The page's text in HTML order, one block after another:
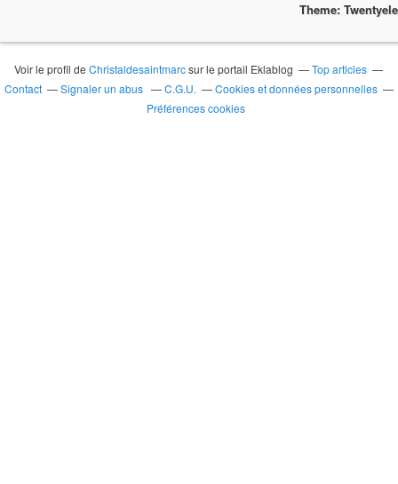
Theme:
Voir le profil deChristaldesaintmarcsur le portail Eklablog
Top articles
Contact
Signaler un abus C.G.U.
Cookies et données personnelles
Préférences cookies